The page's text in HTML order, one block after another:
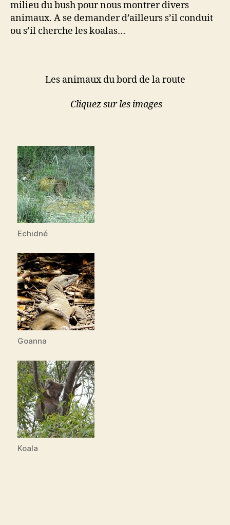
milieu du bush pour nous montrer divers
animaux. A se demander d’ailleurs s’il conduit
ou s’il cherche les koalas…
Les animaux du bord de la route
Cliquez sur les images
Echidné
Goanna
Koala